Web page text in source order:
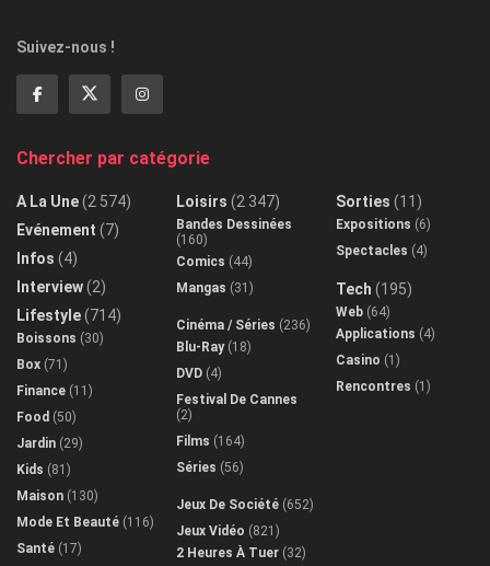
Suivez-nous !
Chercher par catégorie
A La Une(2 574)
Evénement (7)
Infos (4)
Interview(2)
Lifestyle(714)
Boissons (30)
Box (71)
Finance (11)
Food (50)
Jardin (29)
Kids (81)
Maison (130)
Mode Et Beauté (116)
Santé (17)
Loisirs (2 347)
Bandes Dessinées
(160)
Comics (44)
Mangas (31)
Cinéma / Séries (236)
Blu-Ray(18)
DVD (4)
Festival De Cannes
(2)
Films (164)
Séries (56)
Jeux De Société (652)
Jeux Vidéo (821)
2 Heures À Tuer (32)
Sorties (11)
Expositions (6)
Spectacles (4)
Tech (195)
Web (64)
Applications (4)
Casino (1)
Rencontres (1)